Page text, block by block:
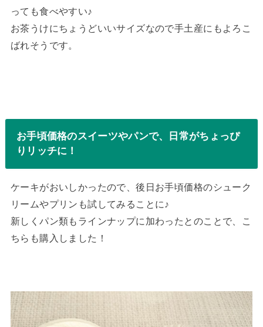
っても食べやすい♪
お茶うけにちょうどいいサイズなので手土産にもよろこ
ばれそうです。
お手頃価格のスイーツやパンで、日常がちょっぴ
りリッチに！
ケーキがおいしかったので、後日お手頃価格のシューク
リームやプリンも試してみることに♪
新しくパン類もラインナップに加わったとのことで、こ
ちらも購入しました！